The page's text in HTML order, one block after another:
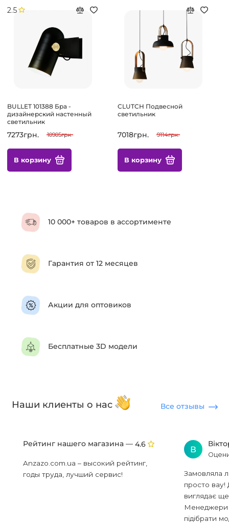
2.5
BULLET 101388 Бра -
дизайнерский настенный
светильник
7273грн. 10905грн.
В корзину
CLUTCH Подвесной
светильник
7018грн. 9114грн.
В корзину
10 000+ товаров в ассортименте
Гарантия от 12 месяцев
Акции для оптовиков
Бесплатные 3D модели
Наши клиенты о нас Все отзывы
Рейтинг нашего магазина — 4.6
Anzazo.com.ua – высокий рейтинг,
годы труда, лучший сервис!
В
Замовляла
просто вау!
виглядає
Менеджери
підібрати